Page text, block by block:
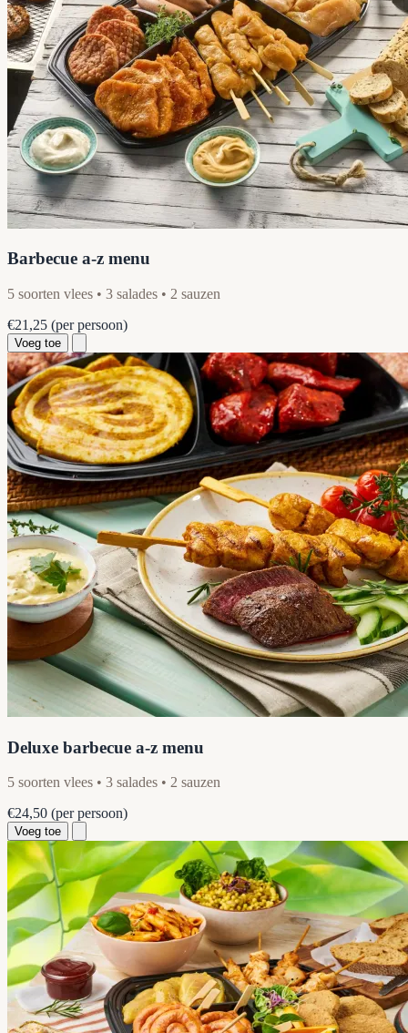
Barbecue a-z menu
5 soorten vlees • 3 salades • 2 sauzen
€21,25 (per persoon)
Voeg toe
Deluxe barbecue a-z menu
5 soorten vlees • 3 salades • 2 sauzen
€24,50 (per persoon)
Voeg toe